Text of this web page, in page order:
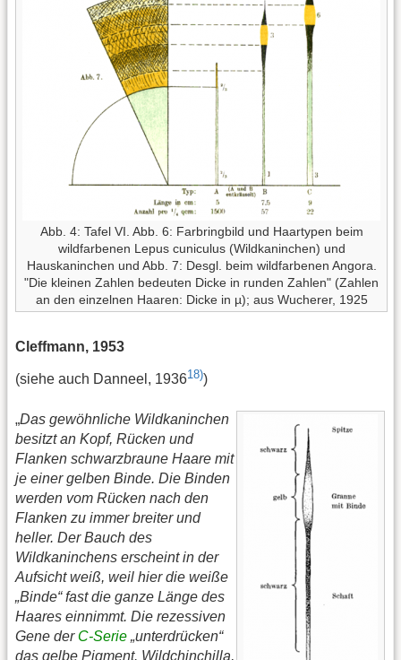
Abb. 4: Tafel VI. Abb. 6: Farbringbild und Haartypen beim
wildfarbenen Lepus cuniculus (Wildkaninchen) und
Hauskaninchen und Abb. 7: Desgl. beim wildfarbenen Angora.
"Die kleinen Zahlen bedeuten Dicke in runden Zahlen" (Zahlen
an den einzelnen Haaren: Dicke in µ); aus Wucherer, 1925
Cleffmann, 1953
(siehe auch Danneel, 193618))
„Das gewöhnliche Wildkaninchen
besitzt an Kopf, Rücken und
Flanken schwarzbraune Haare mit
je einer gelben Binde. Die Binden
werden vom Rücken nach den
Flanken zu immer breiter und
heller. Der Bauch des
Wildkaninchens erscheint in der
Aufsicht weiß, weil hier die weiße
„Binde“ fast die ganze Länge des
Haares einnimmt. Die rezessiven
Gene der C-Serie „unterdrücken“
das gelbe Pigment. Wildchinchilla,